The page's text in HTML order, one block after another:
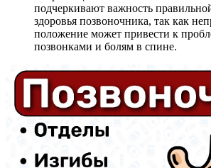
подчеркивают важность
здоровья позвоночника, так как
положение может привести к
позвонками и болям в спине.